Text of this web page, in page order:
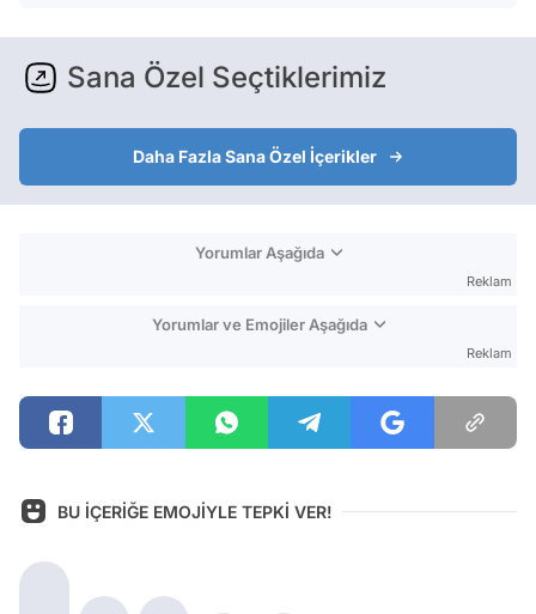
Sana Özel Seçtiklerimiz
Daha Fazla Sana Özel İçerikler
Yorumlar Aşağıda
Reklam
Yorumlar ve Emojiler Aşağıda
Reklam
BU İÇERİĞE EMOJİYLE TEPKİ VER!